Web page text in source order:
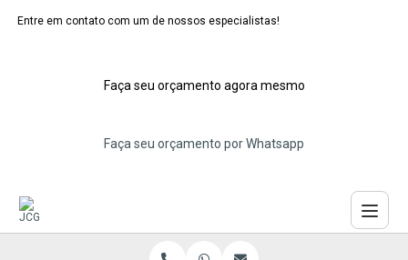
Entre em contato com um de nossos especialistas!
Faça seu orçamento agora mesmo
Faça seu orçamento por Whatsapp